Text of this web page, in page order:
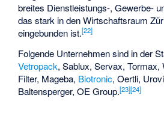
breites Dienstleistungs-, Gewerbe-
das stark in den Wirtschaftsraum
eingebunden ist.[22]
Folgende Unternehmen sind in der
Vetropack, Sablux,Servax, Tormax,
Filter, Mageba, Biotronic, Oertli,
Baltensperger, OE Group.[23][24]